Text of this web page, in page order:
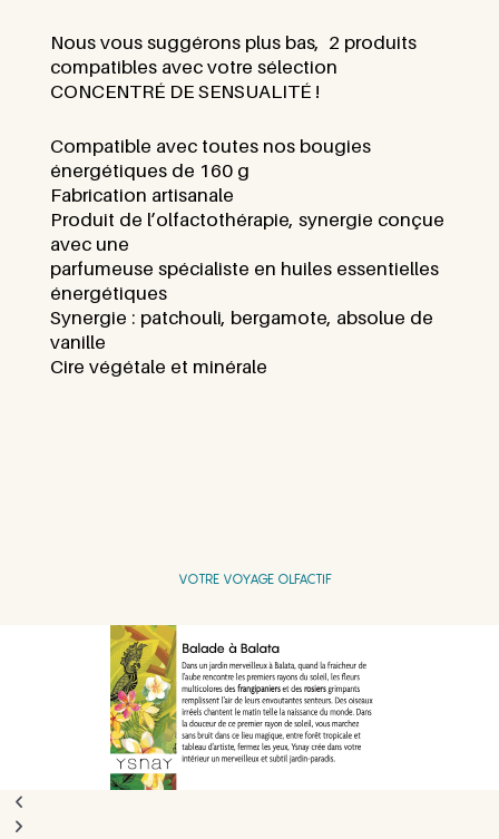
Nous vous suggérons plus bas, 2 produits
compatibles avec votre sélection
CONCENTRÉ DE SENSUALITÉ !
Compatible avec toutes nos bougies
énergétiques de 160 g
Fabrication artisanale
Produit de l’olfactothérapie, synergie conçue
avec une
parfumeuse spécialiste en huiles essentielles
énergétiques
Synergie : patchouli, bergamote, absolue de
vanille
Cire végétale et minérale
VOTRE VOYAGE OLFACTIF